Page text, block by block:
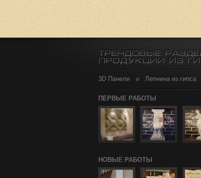
3D Панели и Лепнина из гипса
ПЕРВЫЕ РАБОТЫ
НОВЫЕ РАБОТЫ